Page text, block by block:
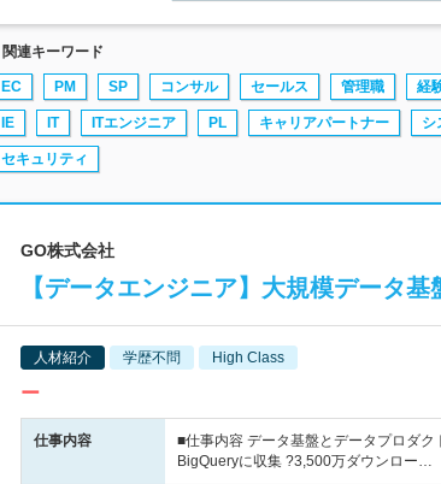
関連キーワード
EC PM SP コンサル セールス 管理職 経
IE IT ITエンジニア PL キャリアパートナー シ
セキュリティ
GO株式会社
【データエンジニア】大規模データ
人材紹介 学歴不問 High Class
ー
仕事内容
■仕事内容 データ基盤とデータプロダ
BigQueryに収集 ?3,500万ダウンロー…